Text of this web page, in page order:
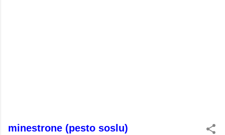
minestrone (pesto soslu)